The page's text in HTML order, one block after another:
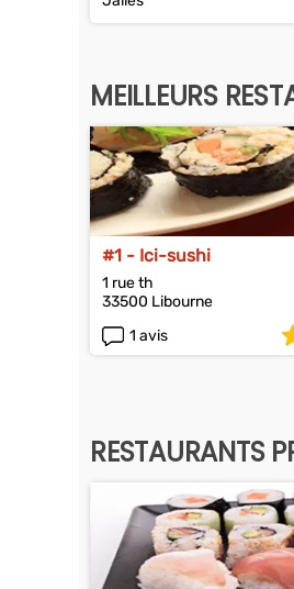
MEILLEURS
#1 - Ici-sushi
1 rue th
33500 Libourne
1 avis
RESTAURANTS